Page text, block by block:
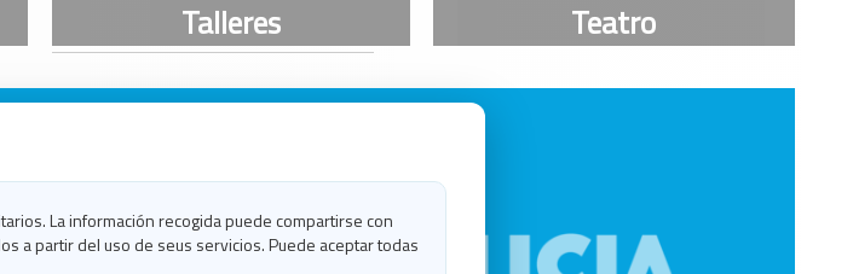
La información recogida puede compartirse con
a partir del uso de seus servicios. Puede aceptar todas